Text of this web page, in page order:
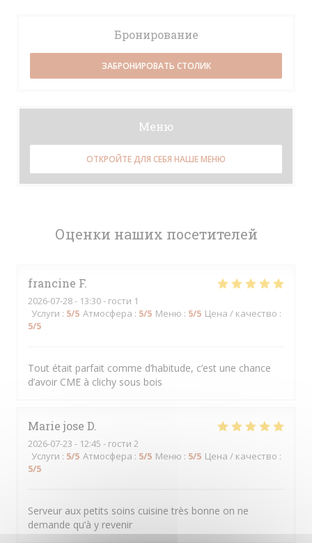
Оценки наших посетителей
francine F
2026-07-28- 13:30 - гости 1
Услуги : 5/5 Атмосфера : 5/5 Меню : 5/5 Цена / качество :
5/5
Tout était parfait comme d’habitude, c’est une chance
d’avoir CME à clichy sous bois
Marie jose D
2026-07-23 - 12:45 - гости 2
Услуги : 5/5 Атмосфера : 5/5 Меню : 5/5 Цена / качество :
5/5
Serveur aux petits soins cuisine très bonne on ne
demande qu’à y revenir
Бронирование
ЗАБРОНИРОВАТЬ СТОЛИК
Меню
ОТКРОЙТЕ ДЛЯ СЕБЯ НАШЕ МЕНЮ